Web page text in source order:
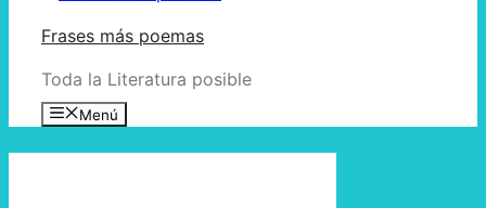
Frases más poemas
Toda la Literatura posible
Menú